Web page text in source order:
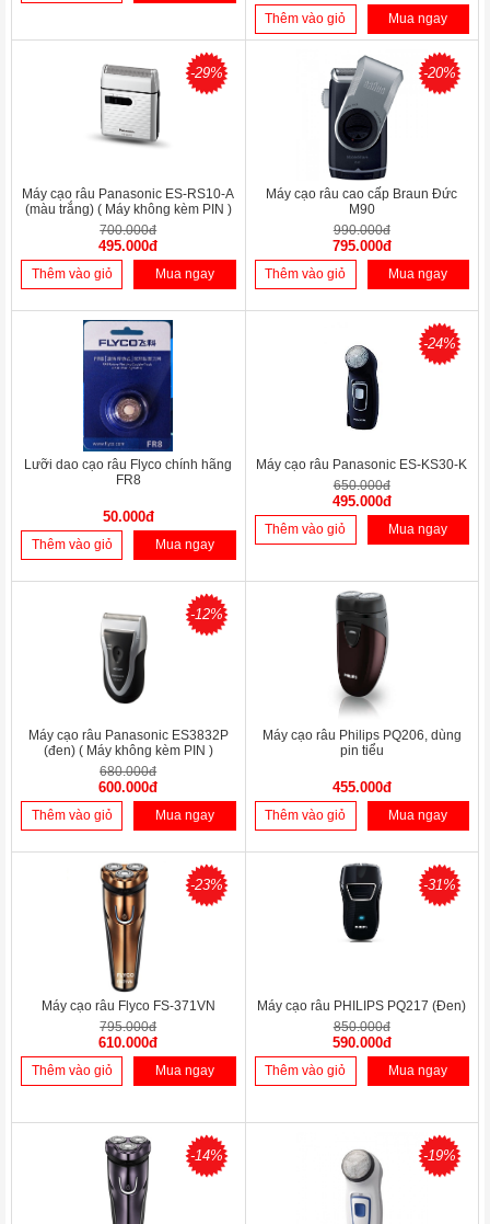
Thêm vào giỏ Mua ngay
-29%
Máy cạo râu Panasonic ES-RS10-A
(màu trắng) ( Máy không kèm PIN )
700.000đ
495.000đ
Thêm vào giỏ Mua ngay
-20%
Máy cạo râu cao cấp Braun Đức
M90
990.000đ
795.000đ
Thêm vào giỏ Mua ngay
Lưỡi dao cạo râu Flyco chính hãng
FR8
50.000đ
Thêm vào giỏ Mua ngay
-24%
Máy cạo râu Panasonic ES-KS30-K
650.000đ
495.000đ
Thêm vào giỏ Mua ngay
-12%
Máy cạo râu Panasonic ES3832P
(đen) ( Máy không kèm PIN )
680.000đ
600.000đ
Thêm vào giỏ Mua ngay
Máy cạo râu Philips PQ206, dùng
pin tiểu
455.000đ
Thêm vào giỏ Mua ngay
-23%
Máy cạo râu Flyco FS-371VN
795.000đ
610.000đ
Thêm vào giỏ Mua ngay
-31%
Máy cạo râu PHILIPS PQ217 (Đen)
850.000đ
590.000đ
Thêm vào giỏ Mua ngay
-14% -19%